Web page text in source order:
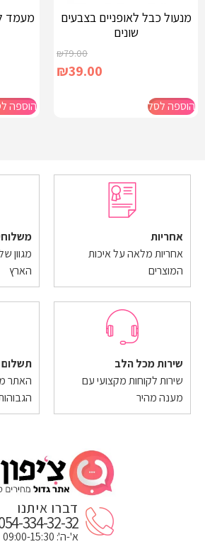
מנעול כבל לאופניים בצבעים
שונים
₪79.00
₪39.00
הוספה לסל
מעמד
הוספה
אחריות
אחריות מלאה על איכות
המוצרים
מגוון
הארץ
שירות מכל הלב
שירות לקוחות מקצועי עם
מענה מהיר
האתר
דברו איתנו
334-32-32
א'-ה': 09:00-15:30